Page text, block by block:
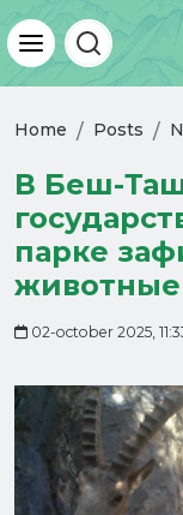
Home Posts
В Беш-
парке
животные
02-october 2025,